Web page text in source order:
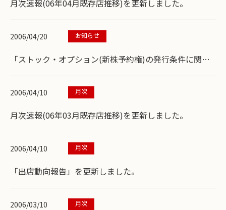
月次速報(06年04月既存店推移)を更新しました。
2006/04/20 お知らせ
「ストック・オプション(新株予約権)の発行条件に関す
2006/04/10 月次
月次速報(06年03月既存店推移)を更新しました。
2006/04/10 月次
「出店動向報告」を更新しました。
2006/03/10 月次